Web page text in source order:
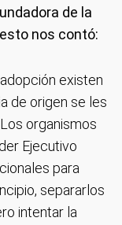
de la
nos contó:
existen
de origen se les
organismos
Ejecutivo
para
separarlos
intentar la